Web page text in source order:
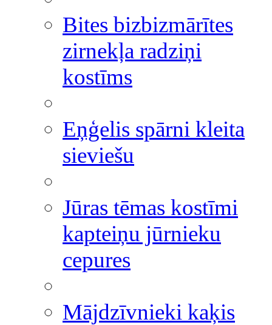
Bites bizbizmārītes
zirnekļa radziņi
kostīms
Eņģelis spārni kleita
sieviešu
Jūras tēmas kostīmi
kapteiņu jūrnieku
cepures
Mājdzīvnieki kaķis